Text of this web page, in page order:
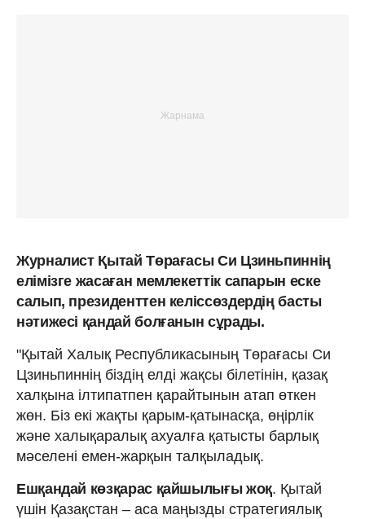
Журналист Қытай Төрағасы Си Цзиньпиннің
елімізге жасаған мемлекеттік сапарын еске
салып, президенттен келіссөздердің басты
нәтижесі қандай болғанын сұрады.
"Қытай Халық Республикасының Төрағасы Си
Цзиньпиннің біздің елді жақсы білетінін, қазақ
халқына ілтипатпен қарайтынын атап өткен
жөн. Біз екі жақты қарым-қатынасқа, өңірлік
және халықаралық ахуалға қатысты барлық
мәселені емен-жарқын талқыладық.
Ешқандай көзқарас қайшылығы жоқ. Қытай
үшін Қазақстан – аса маңызды стратегиялық